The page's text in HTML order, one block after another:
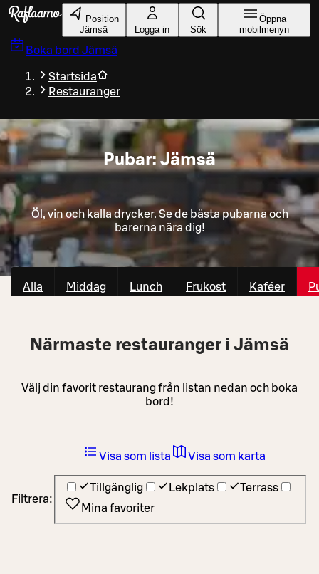
Gå till huvudinnehållet
Position
Jämsä
Logga in Sök
Öppna
mobilmenyn
Boka bord Jämsä
Startsida
Restauranger
Pubar: Jämsä
Öl, vin och kalla drycker. Se de bästa pubarna och
barerna nära dig!
Alla Middag Lunch Frukost Kaféer
Närmaste restauranger i Jämsä
Välj din favorit restaurang från listan nedan och boka
bord!
Filtrera:
Tillgänglig Lekplats
Terrass
Mina favoriter
Visa som lista Visa som karta